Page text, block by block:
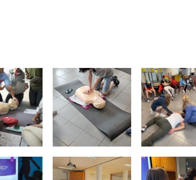
BE72 3100 8650 7316
Lockers
+32 (0)2 373 87 68
casiers@apeee-bxl1-services.be
BE52 3101 4777 1809